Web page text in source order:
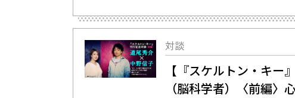
対談
【『スケルトン・キ
（脳科学者）〈前編〉